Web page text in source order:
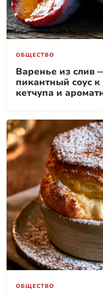
ОБЩЕСТВО
Варенье из слив
пикантный соус
кетчупа и
ОБЩЕСТВО